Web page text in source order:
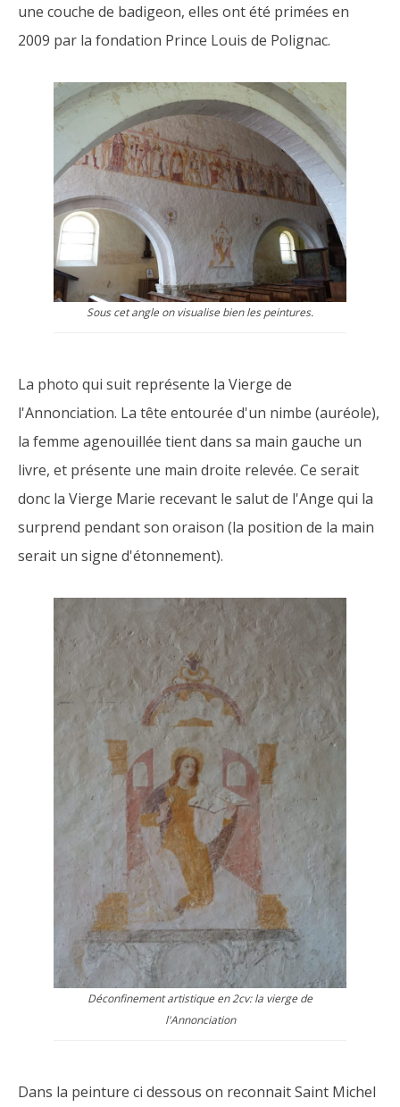
une couche de badigeon, elles ont été primées en
2009 par la fondation Prince Louis de Polignac.
Sous cet angle on visualise bien les peintures.
La photo qui suit représente la Vierge de
l'Annonciation. La tête entourée d'un nimbe (auréole),
la femme agenouillée tient dans sa main gauche un
livre, et présente une main droite relevée. Ce serait
donc la Vierge Marie recevant le salut de l'Ange qui la
surprend pendant son oraison (la position de la main
serait un signe d'étonnement).
Déconfinement artistique en 2cv: la vierge de
l'Annonciation
Dans la peinture ci dessous on reconnait Saint Michel